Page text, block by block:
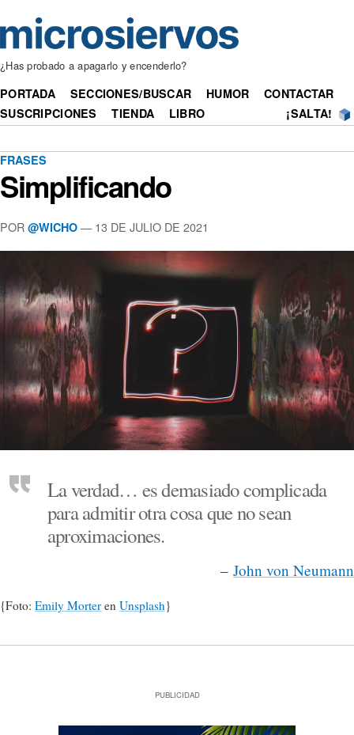
¿Has probado a apagarlo y encenderlo?
PORTADA SECCIONES/BUSCAR HUMOR
CONTACTAR
SUSCRIPCIONES
TIENDA LIBRO ¡SALTA!
FRASES
Simplificando
POR @WICHO — 13 DE JULIO DE 2021
La verdad… es demasiado complicada
para admitir otra cosa que no sean
aproximaciones.
– John von Neumann
{Foto: Emily Morter en Unsplash}
PUBLICIDAD